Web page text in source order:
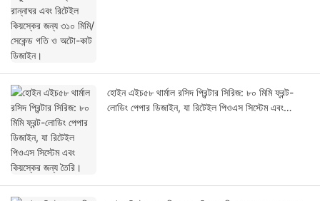
হোইন এইচ৫৮ থার্মাল রসিদ প্রিন্টার সিরিজ: ৮০ মিমি ফ্রন্ট-
লোডিং পেপার ডিজাইন, যা রিটেইল পিওএস সিস্টেম এবং